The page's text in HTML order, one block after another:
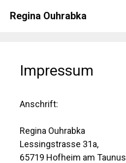
InhaltRegina Ouhrabka
Impressum
Anschrift:
Regina Ouhrabka
Lessingstrasse 31a,
65719 Hofheim am Taunus